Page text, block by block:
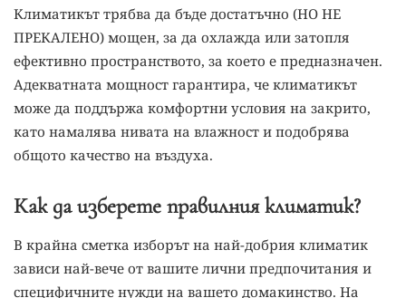
Климатикът трябва да бъде достатъчно (НО НЕ
ПРЕКАЛЕНО) мощен, за да охлажда или затопля
ефективно пространството, за което е предназначен.
Адекватната мощност гарантира, че климатикът
може да поддържа комфортни условия на закрито,
като намалява нивата на влажност и подобрява
общото качество на въздуха.
Как да изберете правилния климатик?
В крайна сметка изборът на най-добрия климатик
зависи най-вече от вашите лични предпочитания и
специфичните нужди на вашето домакинство. На